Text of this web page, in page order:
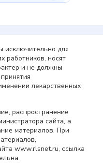
исключительно для
работников, носят
и не должны
лекарственных
распространение
сайта, а
материалов. При
www.rlsnet.ru, ссылка